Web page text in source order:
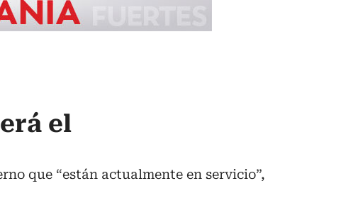
el
que “están actualmente en servicio”,